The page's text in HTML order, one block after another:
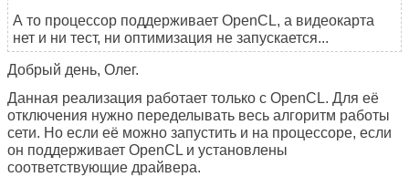
А то процессор поддерживает OpenCL, а видеокарта
нет и ни тест, ни оптимизация не запускается...
Добрый день, Олег.
Данная реализация работает только с OpenCL. Для её
отключения нужно переделывать весь алгоритм работы
сети. Но если её можно запустить и на процессоре, если
он поддерживает OpenCL и установлены
соответствующие драйвера.